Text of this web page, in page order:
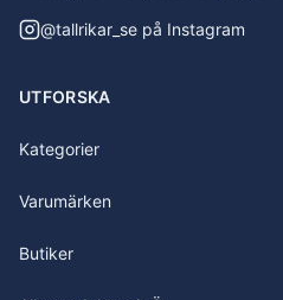
@tallrikar_se på Instagram
UTFORSKA
Kategorier
Varumärken
Butiker